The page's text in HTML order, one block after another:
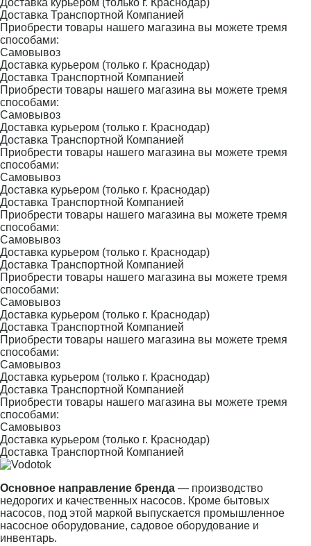
Доставка Транспортной Компанией
Приобрести товары нашего магазина вы можете тремя
способами:
Самовывоз
Доставка курьером (только г. Краснодар)
Доставка Транспортной Компанией
Приобрести товары нашего магазина вы можете тремя
способами:
Самовывоз
Доставка курьером (только г. Краснодар)
Доставка Транспортной Компанией
Приобрести товары нашего магазина вы можете тремя
способами:
Самовывоз
Доставка курьером (только г. Краснодар)
Доставка Транспортной Компанией
Приобрести товары нашего магазина вы можете тремя
способами:
Самовывоз
Доставка курьером (только г. Краснодар)
Доставка Транспортной Компанией
Приобрести товары нашего магазина вы можете тремя
способами:
Самовывоз
Доставка курьером (только г. Краснодар)
Доставка Транспортной Компанией
Приобрести товары нашего магазина вы можете тремя
способами:
Самовывоз
Доставка курьером (только г. Краснодар)
Доставка Транспортной Компанией
Приобрести товары нашего магазина вы можете тремя
способами:
Самовывоз
Доставка курьером (только г. Краснодар)
Доставка Транспортной Компанией
Основное направление бренда — производство
недорогих и качественных насосов. Кроме бытовых
насосов, под этой маркой выпускается промышленное
насосное оборудование, садовое оборудование и
инвентарь.